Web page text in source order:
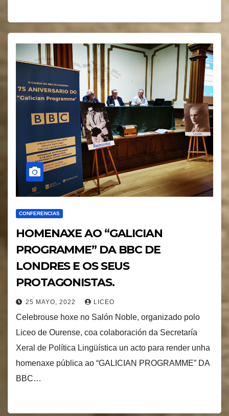
CONFERENCIAS
HOMENAXE AO “GALICIAN
PROGRAMME” DA BBC DE
LONDRES E OS SEUS
PROTAGONISTAS.
25 MAYO, 2022 LICEO
Celebrouse hoxe no Salón Noble, organizado polo
Liceo de Ourense, coa colaboración da Secretaría
Xeral de Política Lingüística un acto para render unha
homenaxe pública ao “GALICIAN PROGRAMME” DA
BBC…